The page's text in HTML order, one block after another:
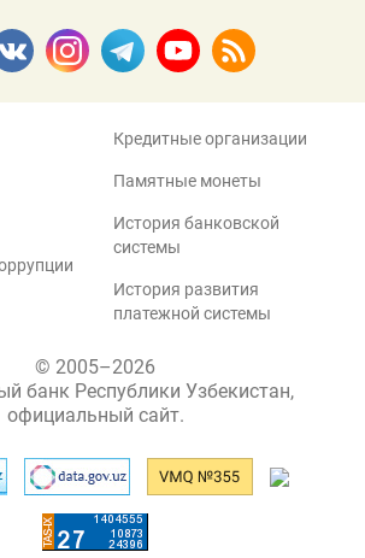
Кредитные организации
Памятные монеты
История банковской
системы
История развития
платежной системы
© 2005–2026
банк Республики Узбекистан,
официальный сайт.